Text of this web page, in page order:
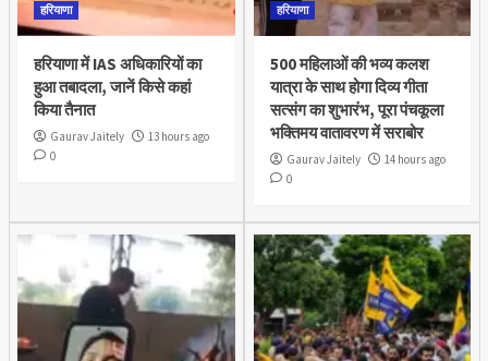
हरियाणा
हरियाणा में IAS अधिकारियों का
हुआ तबादला, जानें किसे कहां
किया तैनात
Gaurav Jaitely
13 hours ago
0
हरियाणा
500 महिलाओं की भव्य कलश
यात्रा के साथ होगा दिव्य गीता
सत्संग का शुभारंभ, पूरा पंचकूला
भक्तिमय वातावरण में सराबोर
Gaurav Jaitely
14 hours ago
0